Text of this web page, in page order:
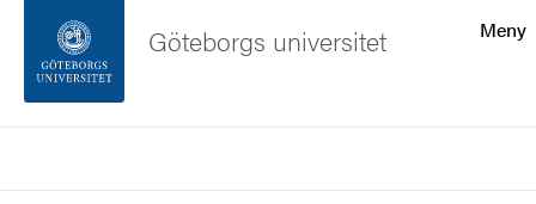
Sidfoten
Meny
Göteborgs universitet